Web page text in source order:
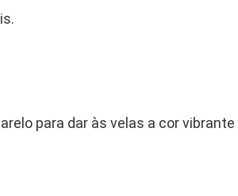
para dar às velas a cor vibrante